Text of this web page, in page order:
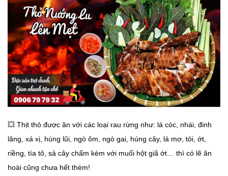
💥 Thịt thỏ được ăn với các loại rau rừng như: lá cóc, nhái, đinh
lăng, xá xị, húng lũi, ngò ôm, ngò gai, húng cây, lá mơ, tỏi, ớt,
riềng, tía tô, sả cây chấm kèm với muối hột giã ớt… thì có lẽ ăn
hoài cũng chưa hết thèm!